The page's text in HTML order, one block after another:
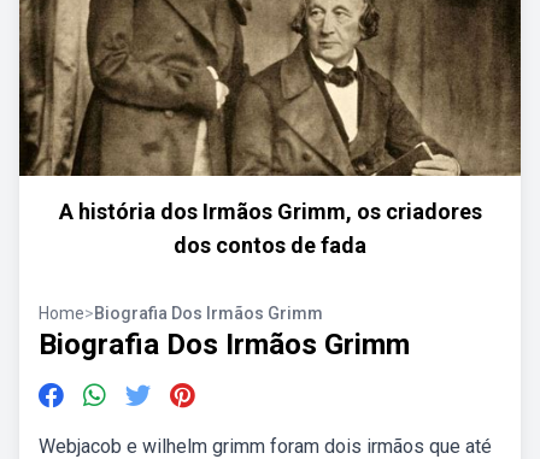
A história dos Irmãos Grimm, os criadores
dos contos de fada
Home>Biografia Dos Irmãos Grimm
Biografia Dos Irmãos Grimm
Webjacob e wilhelm grimm foram dois irmãos que até